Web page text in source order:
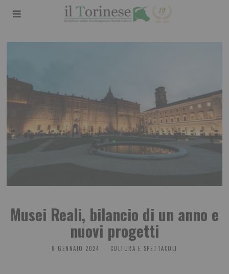
Musei Reali, bilancio di un anno e
nuovi progetti
8 GENNAIO 2024 CULTURA E SPETTACOLI